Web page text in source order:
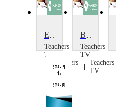
Engaging with Democracy
Teachers
TV
Teachers
TV
Big School Democracy
Teachers
TV
Teachers
TV